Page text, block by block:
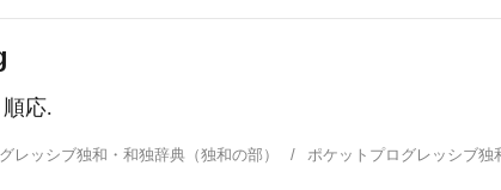
応.
レッシブ独和・和独辞典（独和の部） ポケットプログレッシブ